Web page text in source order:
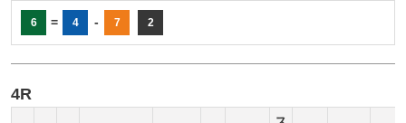
6 = 4 - 7 2
4R